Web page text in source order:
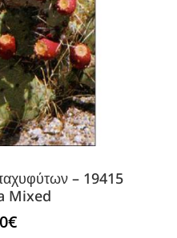
– 19415
Mixed
€